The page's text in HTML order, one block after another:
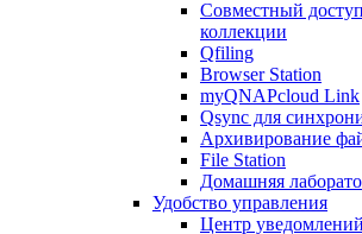
Совместный
коллекции
Qfiling
Browser Station
myQNAPcloud Link
Qsync для
Архивирование
File Station
Домашняя
Удобство управления
Центр уведомлений